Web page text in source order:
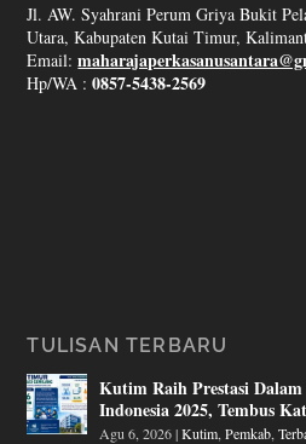
Jl. AW. Syahrani Perum Griya Bukit
Utara, Kabupaten Kutai Timur,
Email:
Hp/WA :0857-5438-2569
TULISAN TERBARU
Kutim Raih Prestasi
Indonesia 2025, Tembus
Agu 6, 2026|Kutim ,Pemkab ,